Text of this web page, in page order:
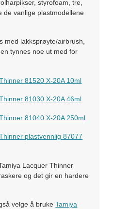
styrofoam, tre,
de vanlige plastmodellene
med lakksprøyte/airbrush,
tynnes noe ut med for
81520 X-20A 10ml
81030 X-20A 46ml
81040 X-20A 250ml
plastvennlig 87077
Lacquer Thinner
og det gir en hardere
velge å brukeTamiya